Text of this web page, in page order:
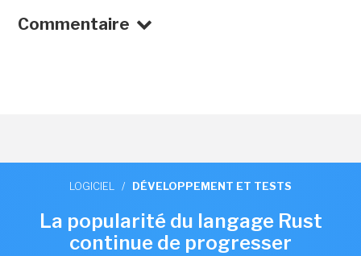
Commentaire
LOGICIEL / DÉVELOPPEMENT ET TESTS
La popularité du langage Rust
continue de progresser